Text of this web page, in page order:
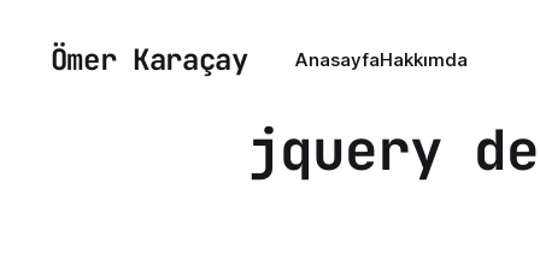
Ömer Karaçay AnasayfaHakkımda
jquery